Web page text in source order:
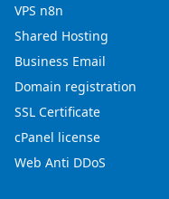
VPS n8n
Shared Hosting
Business Email
Domain registration
SSL Certificate
cPanel license
Web Anti DDoS